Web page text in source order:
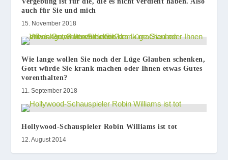
auch für Sie und mich
15. November 2018
Wie lange wollen Sie noch der Lüge Glauben schenken,
Gott würde Sie krank machen oder Ihnen etwas Gutes
vorenthalten?
11. September 2018
Hollywood-Schauspieler Robin Williams ist tot
12. August 2014